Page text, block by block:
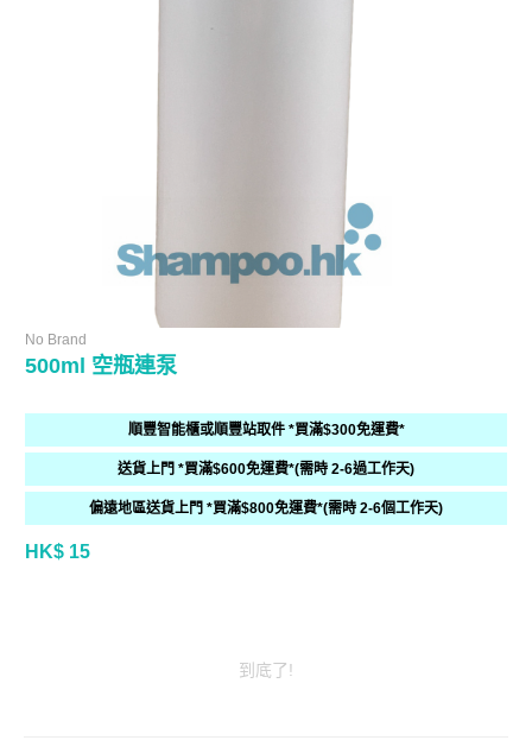
No Brand
500ml 空瓶連泵
順豐智能櫃或順豐站取件 *買滿$300免運費*
送貨上門 *買滿$600免運費*(需時 2-6過工作天)
偏遠地區送貨上門 *買滿$800免運費*(需時 2-6個工作天)
HK$ 15
到底了!